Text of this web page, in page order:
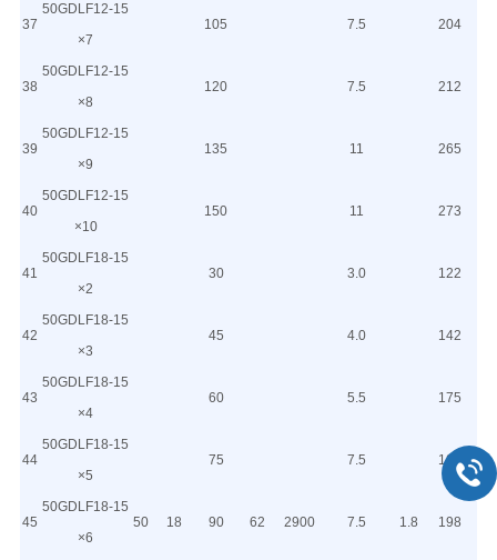
37
50GDLF12-15
×7
105 7.5 204
38
50GDLF12-15
×8
120 7.5 212
39
50GDLF12-15
×9
135 11 265
40
50GDLF12-15
×10
150 11 273
41
50GDLF18-15
×2
50 18
30
62 2900
3.0
1.8
122
42
50GDLF18-15
×3
45 4.0 142
43
50GDLF18-15
×4
60 5.5 175
44
50GDLF18-15
×5
75 7.5 189
45
50GDLF18-15
×6
90 7.5 198